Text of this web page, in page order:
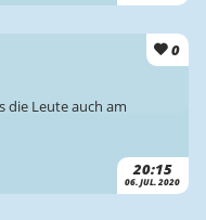
0
20:15
06. JUL. 2020
die Leute auch am